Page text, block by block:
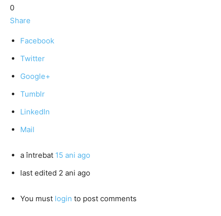
0
Share
Facebook
Twitter
Google+
Tumblr
LinkedIn
Mail
a întrebat 15 ani ago
last edited 2 ani ago
You must login to post comments